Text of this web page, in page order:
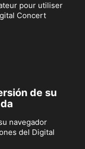
pour utiliser
Concert
de su
navegador
del Digital